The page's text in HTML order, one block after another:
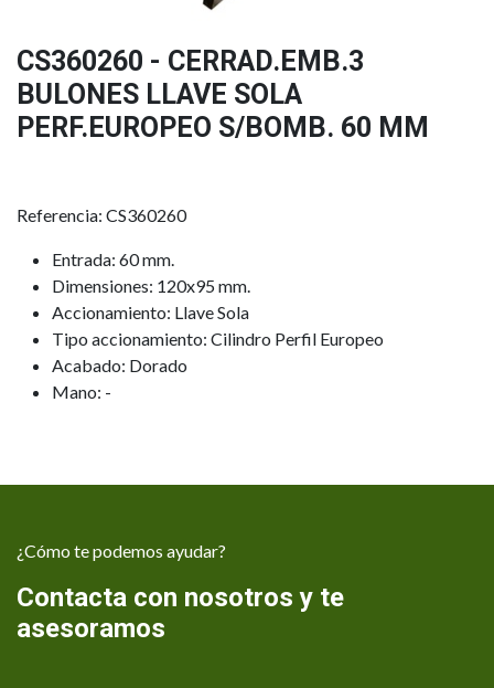
CS360260 - CERRAD.EMB.3
BULONES LLAVE SOLA
PERF.EUROPEO S/BOMB. 60 MM
Referencia: CS360260
Entrada: 60 mm.
Dimensiones: 120x95 mm.
Accionamiento: Llave Sola
Tipo accionamiento: Cilindro Perfil Europeo
Acabado: Dorado
Mano: -
¿Cómo te podemos ayudar?
Contacta con nosotros y te
asesoramos